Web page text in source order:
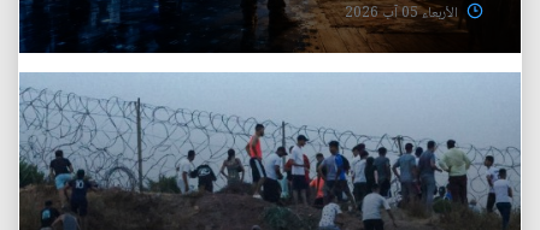
الأربعاء 05 آب 2026